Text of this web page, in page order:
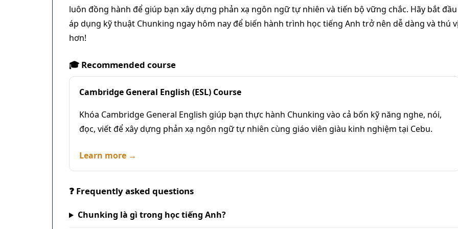
luôn đồng hành để giúp bạn xây dựng phản xạ ngôn ngữ tự nhiên và tiến bộ vững chắc. Hãy bắt đầu
áp dụng kỹ thuật Chunking ngay hôm nay để biến hành trình học tiếng Anh trở nên dễ dàng và thú
hơn!
🎓 Recommended course
Cambridge General English (ESL) Course
Khóa Cambridge General English giúp bạn thực hành Chunking vào cả bốn kỹ năng nghe, nói,
đọc, viết để xây dựng phản xạ ngôn ngữ tự nhiên cùng giáo viên giàu kinh nghiệm tại Cebu.
Learn more →
❓ Frequently asked questions
Chunking là gì trong học tiếng Anh?